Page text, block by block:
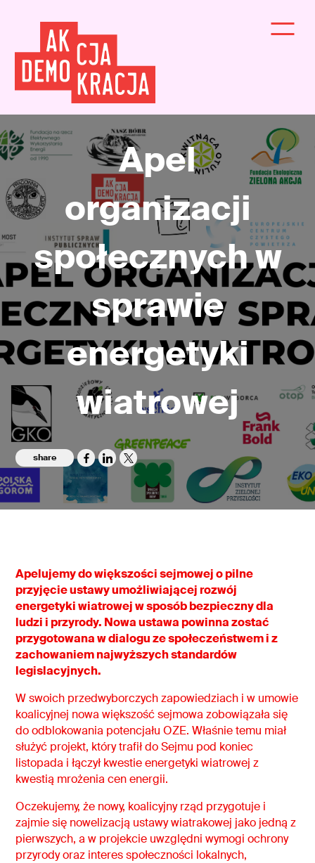
Apel
organizacji
społecznych w
sprawie
energetyki
wiatrowej
share
Apelujemy do większości sejmowej o pilne
przyjęcie ustawy umożliwiającej rozwój
energetyki wiatrowej w sposób bezpieczny dla
ludzi i przyrody. Nowa ustawa powinna zostać
przygotowana w dialogu ze społeczeństwem i z
zachowaniem najwyższych standardów
legislacyjnych.
W swoich przedwyborczych zapowiedziach i w umowie
koalicyjnej nowa większość sejmowa zobowiązała się
do odblokowania potencjału OZE. Właśnie temu miał
służyć projekt, który trafił do Sejmu pod koniec
listopada i łączył kwestie energetyki wiatrowej z
kwestią mrożenia cen energii.
Oczekujemy, że nowy, koalicyjny rząd przygotuje i
zajmie się nowelizacją ustawy wiatrakowej jako jedną z
pierwszych, a w projekcie uwzględni wymogi ochrony
przyrody oraz interes społeczności lokalnych,